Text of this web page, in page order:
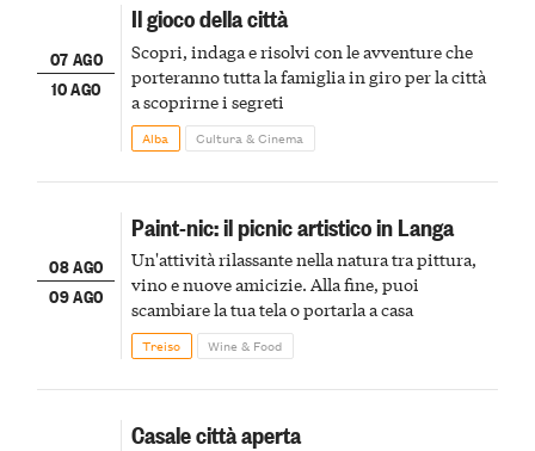
07 AGO
10 AGO
Il gioco della città
Scopri, indaga e risolvi con le avventure che
porteranno tutta la famiglia in giro per la città
a scoprirne i segreti
Alba Cultura & Cinema
08 AGO
09 AGO
Paint-nic: il picnic artistico in Langa
Un'attività rilassante nella natura tra pittura,
vino e nuove amicizie. Alla fine, puoi
scambiare la tua tela o portarla a casa
Treiso Wine & Food
Casale città aperta